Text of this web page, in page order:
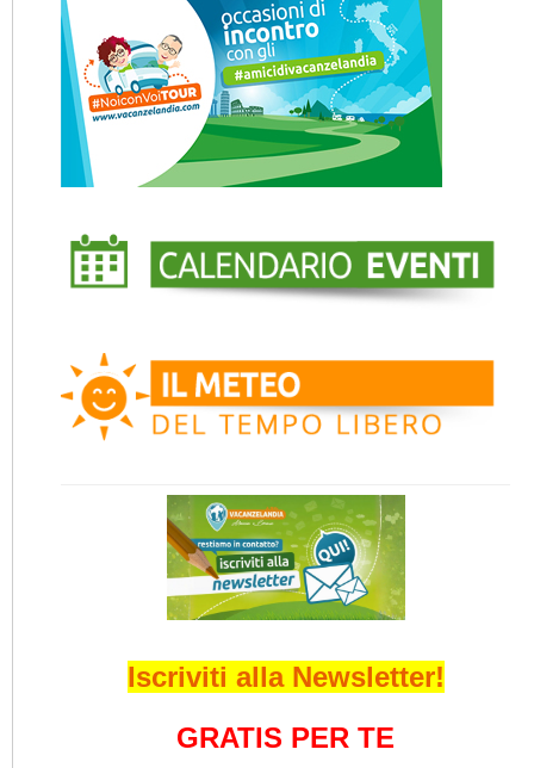
Iscriviti alla Newsletter!
GRATIS PER TE